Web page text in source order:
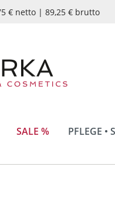
springen
€ netto | 89,25 € brutto
SALE % PFLEGE •